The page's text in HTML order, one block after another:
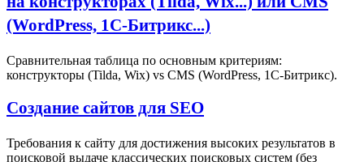
(WordPress, 1С‑Битрикс...)
Сравнительная таблица по основным критериям:
конструкторы (Tilda, Wix) vs CMS (WordPress, 1С‑Битрикс).
Создание сайтов для SEO
Требования к сайту для достижения высоких результатов в
поисковой выдаче классических поисковых систем (без